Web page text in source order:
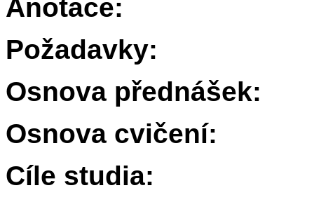
Anotace:
Požadavky:
Osnova přednášek:
Osnova cvičení:
Cíle studia: